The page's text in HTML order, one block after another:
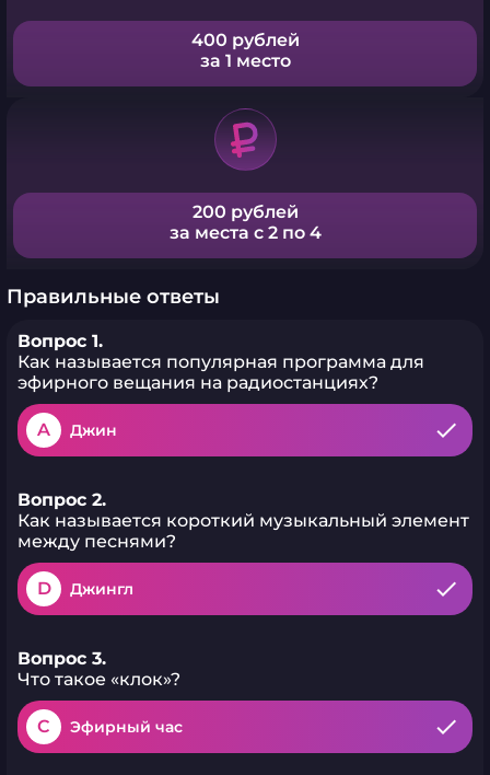
400 рублей
за 1 место
200 рублей
за места с 2 по 4
Правильные ответы
Вопрос 1.
Как называется популярная программа для
эфирного вещания на радиостанциях?
A Джин
Вопрос 2.
Как называется короткий музыкальный элемент
между песнями?
D Джингл
Вопрос 3.
Что такое «клок»?
C Эфирный час